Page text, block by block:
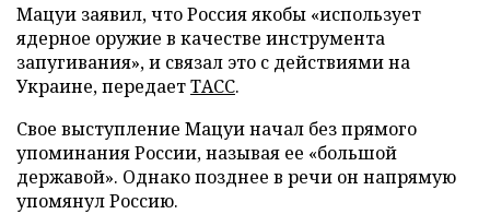
Мацуи заявил, что Россия якобы «использует
ядерное оружие в качестве инструмента
запугивания», и связал это с действиями на
Украине, передаетТАСС.
Свое выступление Мацуи начал без прямого
упоминания России, называя ее «большой
державой». Однако позднее в речи он напрямую
упомянул Россию.